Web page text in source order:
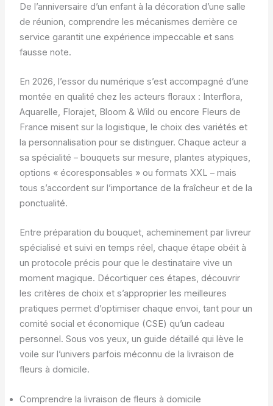
De l’anniversaire d’un enfant à la décoration d’une salle
de réunion, comprendre les mécanismes derrière ce
service garantit une expérience impeccable et sans
fausse note.
En 2026, l’essor du numérique s’est accompagné d’une
montée en qualité chez les acteurs floraux : Interflora,
Aquarelle, Florajet, Bloom & Wild ou encore Fleurs de
France misent sur la logistique, le choix des variétés et
la personnalisation pour se distinguer. Chaque acteur a
sa spécialité – bouquets sur mesure, plantes atypiques,
options « écoresponsables » ou formats XXL – mais
tous s’accordent sur l’importance de la fraîcheur et de la
ponctualité.
Entre préparation du bouquet, acheminement par livreur
spécialisé et suivi en temps réel, chaque étape obéit à
un protocole précis pour que le destinataire vive un
moment magique. Décortiquer ces étapes, découvrir
les critères de choix et s’approprier les meilleures
pratiques permet d’optimiser chaque envoi, tant pour un
comité social et économique (CSE) qu’un cadeau
personnel. Sous vos yeux, un guide détaillé qui lève le
voile sur l’univers parfois méconnu de la livraison de
fleurs à domicile.
Comprendre la livraison de fleurs à domicile